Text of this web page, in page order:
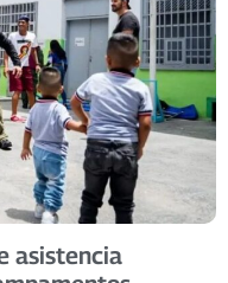
asistencia